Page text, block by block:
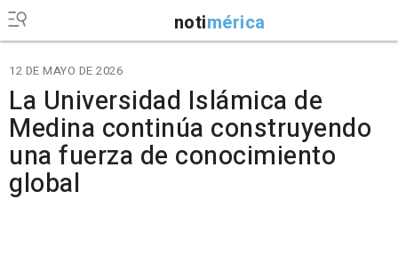
notimérica
12 DE MAYO DE 2026
La Universidad Islámica de
Medina continúa construyendo
una fuerza de conocimiento
global